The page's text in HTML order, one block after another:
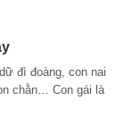
đì đoàng, con nai
chằn… Con gái là